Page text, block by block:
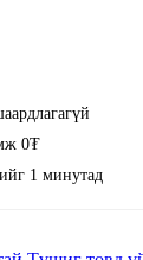
0₮
1 минутад